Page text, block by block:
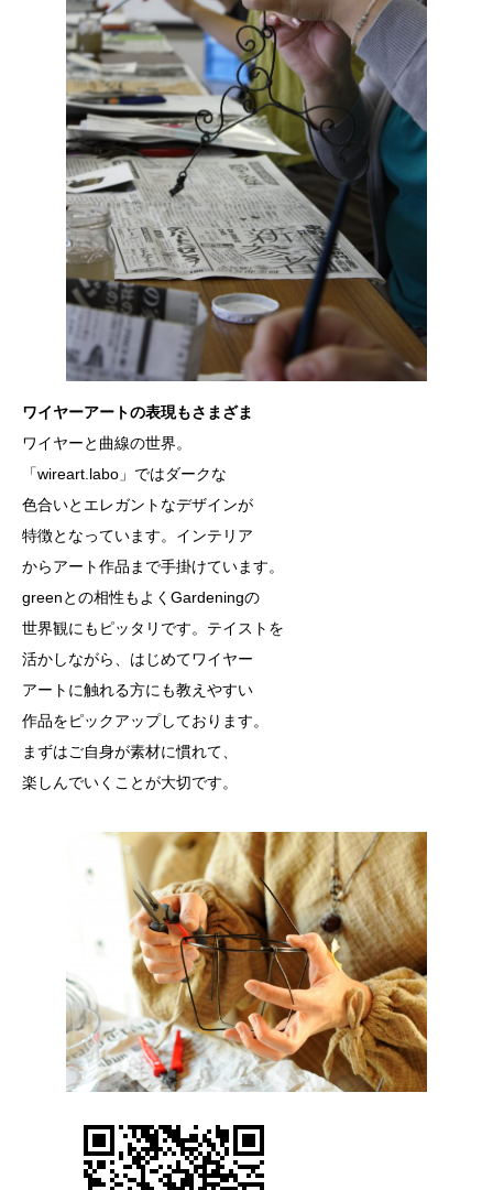
ワイヤーアートの表現もさまざま
ワイヤーと曲線の世界。
「wireart.labo」ではダークな
色合いとエレガントなデザインが
特徴となっています。インテリア
からアート作品まで手掛けています。
greenとの相性もよくGardeningの
世界観にもピッタリです。テイストを
活かしながら、はじめてワイヤー
アートに触れる方にも教えやすい
作品をピックアップしております。
まずはご自身が素材に慣れて、
楽しんでいくことが大切です。